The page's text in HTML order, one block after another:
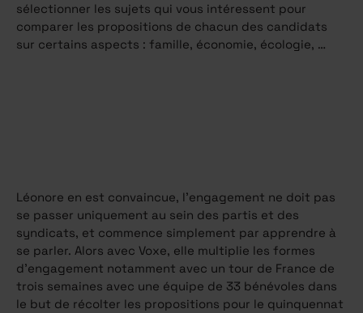
sélectionner les sujets qui vous intéressent pour
comparer les propositions de chacun des candidats
sur certains aspects : famille, économie, écologie, …
Léonore en est convaincue, l’engagement ne doit pas
se passer uniquement au sein des partis et des
syndicats, et commence simplement par apprendre à
se parler. Alors avec Voxe, elle multiplie les formes
d’engagement notamment avec un tour de France de
trois semaines avec une équipe de 33 bénévoles dans
le but de récolter les propositions pour le quinquennat